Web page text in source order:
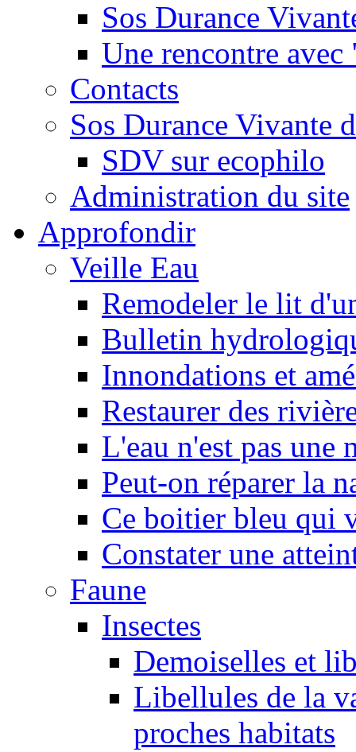
Sos Durance
Une rencontre
Contacts
Sos Durance Vivante
SDV sur ecophilo
Administration du site
Approfondir
Veille Eau
Remodeler le lit
Bulletin
Innondations et
Restaurer des
L'eau n'est pas une
Peut-on réparer la
Ce boitier bleu qui
Constater une
Faune
Insectes
Demoiselles et
Libellules de la
proches habitats